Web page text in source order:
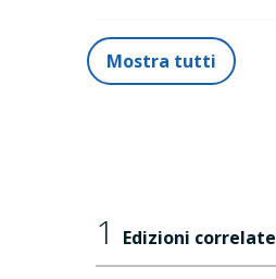
Mostra tutti
1 Edizioni correlate